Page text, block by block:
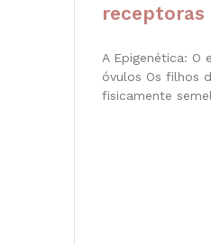
receptoras
A Epigenética: O
óvulos Os filhos
fisicamente